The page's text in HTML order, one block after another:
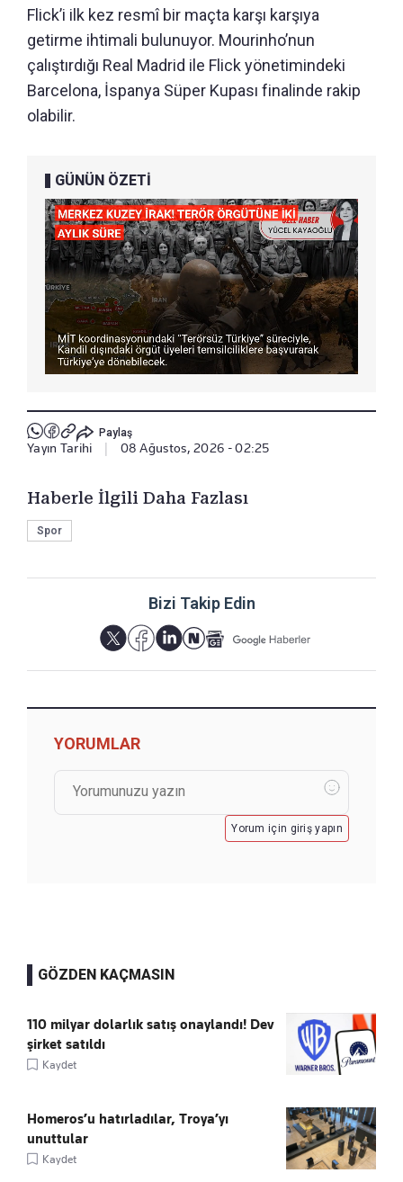
Flick’i ilk kez resmî bir maçta karşı karşıya
getirme ihtimali bulunuyor. Mourinho’nun
çalıştırdığı Real Madrid ile Flick yönetimindeki
Barcelona, İspanya Süper Kupası finalinde rakip
olabilir.
GÜNÜN ÖZETİ
Paylaş
Yayın Tarihi 08 Ağustos, 2026 - 02:25
Haberle İlgili Daha Fazlası
Spor
Bizi Takip Edin
YORUMLAR
Yorum için giriş yapın
GÖZDEN KAÇMASIN
110 milyar dolarlık satış onaylandı! Dev
şirket satıldı
Kaydet
Homeros’u hatırladılar, Troya’yı
unuttular
Kaydet